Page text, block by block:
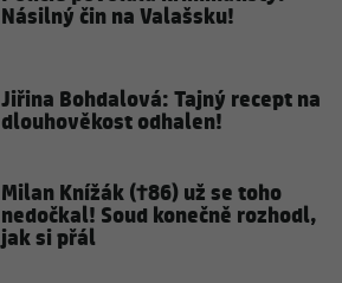
Násilný čin na Valašsku!
Jiřina Bohdalová: Tajný recept na
dlouhověkost odhalen!
Milan Knížák (†86) už se toho
nedočkal! Soud konečně rozhodl,
jak si přál